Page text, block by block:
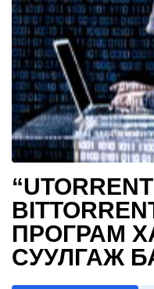
ПРОГРАМ
СУУЛГАЖ